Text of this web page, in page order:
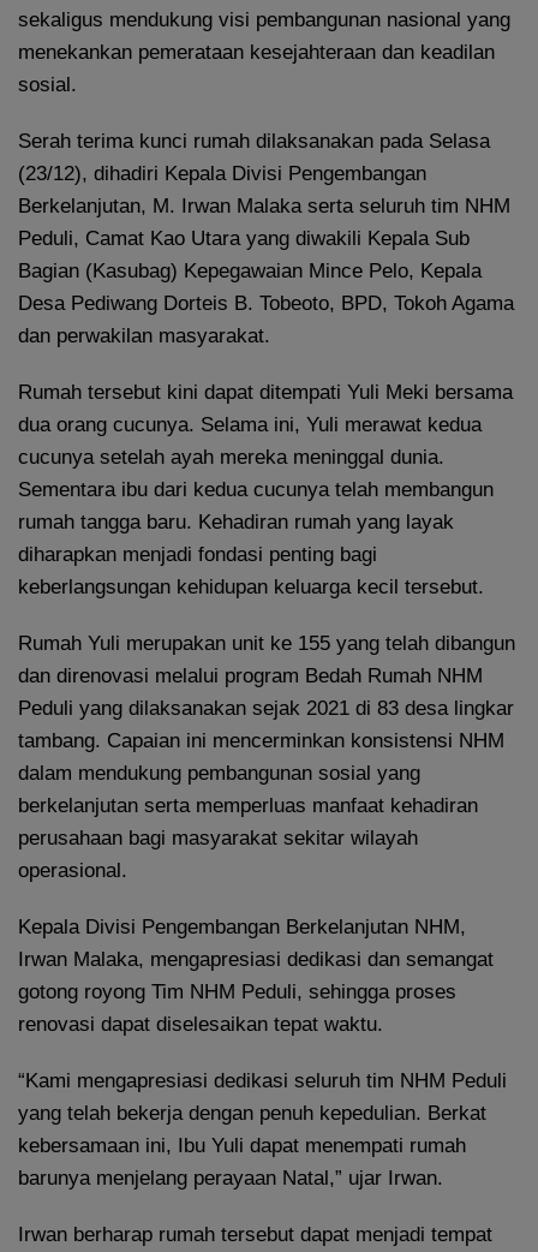
sekaligus mendukung visi pembangunan nasional yang
menekankan pemerataan kesejahteraan dan keadilan
sosial.
Serah terima kunci rumah dilaksanakan pada Selasa
(23/12), dihadiri Kepala Divisi Pengembangan
Berkelanjutan, M. Irwan Malaka serta seluruh tim NHM
Peduli, Camat Kao Utara yang diwakili Kepala Sub
Bagian (Kasubag) Kepegawaian Mince Pelo, Kepala
Desa Pediwang Dorteis B. Tobeoto, BPD, Tokoh Agama
dan perwakilan masyarakat.
Rumah tersebut kini dapat ditempati Yuli Meki bersama
dua orang cucunya. Selama ini, Yuli merawat kedua
cucunya setelah ayah mereka meninggal dunia.
Sementara ibu dari kedua cucunya telah membangun
rumah tangga baru. Kehadiran rumah yang layak
diharapkan menjadi fondasi penting bagi
keberlangsungan kehidupan keluarga kecil tersebut.
Rumah Yuli merupakan unit ke 155 yang telah dibangun
dan direnovasi melalui program Bedah Rumah NHM
Peduli yang dilaksanakan sejak 2021 di 83 desa lingkar
tambang. Capaian ini mencerminkan konsistensi NHM
dalam mendukung pembangunan sosial yang
berkelanjutan serta memperluas manfaat kehadiran
perusahaan bagi masyarakat sekitar wilayah
operasional.
Kepala Divisi Pengembangan Berkelanjutan NHM,
Irwan Malaka, mengapresiasi dedikasi dan semangat
gotong royong Tim NHM Peduli, sehingga proses
renovasi dapat diselesaikan tepat waktu.
“Kami mengapresiasi dedikasi seluruh tim NHM Peduli
yang telah bekerja dengan penuh kepedulian. Berkat
kebersamaan ini, Ibu Yuli dapat menempati rumah
barunya menjelang perayaan Natal,” ujar Irwan.
Irwan berharap rumah tersebut dapat menjadi tempat